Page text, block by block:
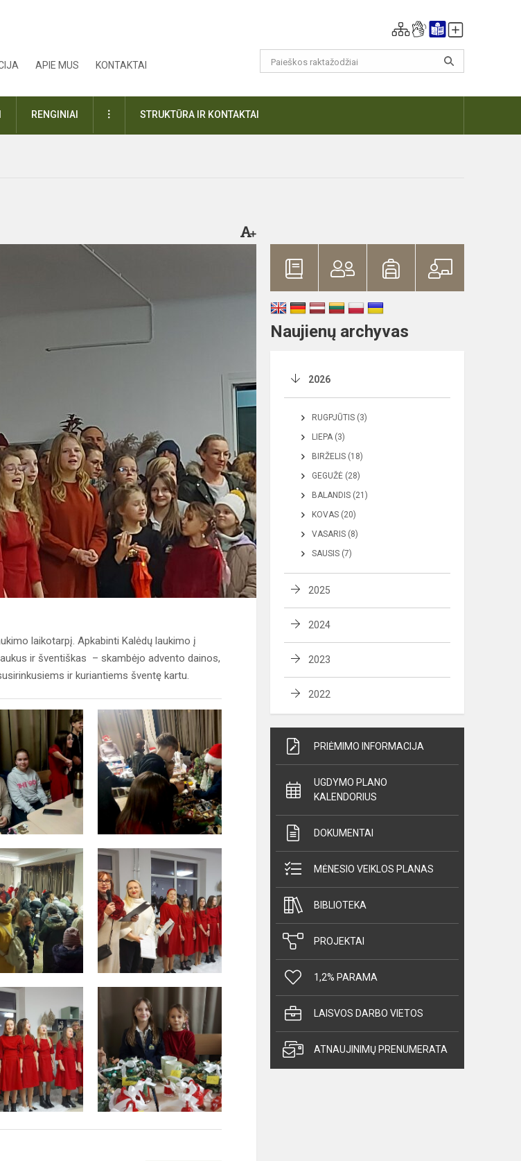
APIE MUS KONTAKTAI
RENGINIAI DAUGIAUSTRUKTŪRA IR KONTAKTAI
laikotarpį. Apkabinti Kalėdų laukimo į
ir šventiškas – skambėjo advento dainos,
ir kuriantiems šventę kartu.
Naujienų archyvas
2026
RUGPJŪTIS (3)
LIEPA (3)
BIRŽELIS (18)
GEGUŽĖ (28)
BALANDIS (21)
KOVAS (20)
VASARIS (8)
SAUSIS (7)
2025
2024
2023
2022
PRIĖMIMO INFORMACIJA
UGDYMO PLANO
KALENDORIUS
DOKUMENTAI
MĖNESIO VEIKLOS PLANAS
BIBLIOTEKA
PROJEKTAI
1,2% PARAMA
LAISVOS DARBO VIETOS
ATNAUJINIMŲ PRENUMERATA